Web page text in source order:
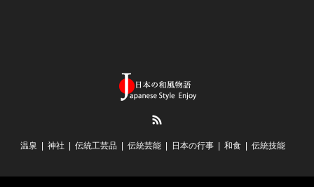
温泉 神社 伝統工芸品 伝統芸能 日本の行事 和食 伝統技能